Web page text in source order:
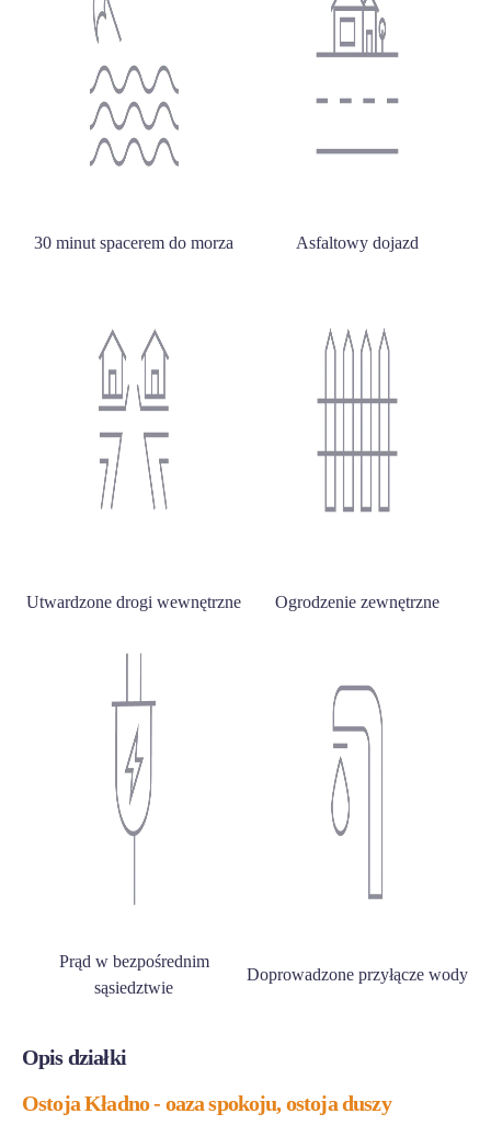
30 minut spacerem do morza Asfaltowy dojazd
Utwardzone drogi wewnętrzne Ogrodzenie zewnętrzne
Prąd w bezpośrednim
sąsiedztwie
Doprowadzone przyłącze wody
Opis działki
Ostoja Kładno - oaza spokoju, ostoja duszy